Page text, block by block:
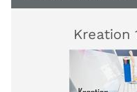
Kreation